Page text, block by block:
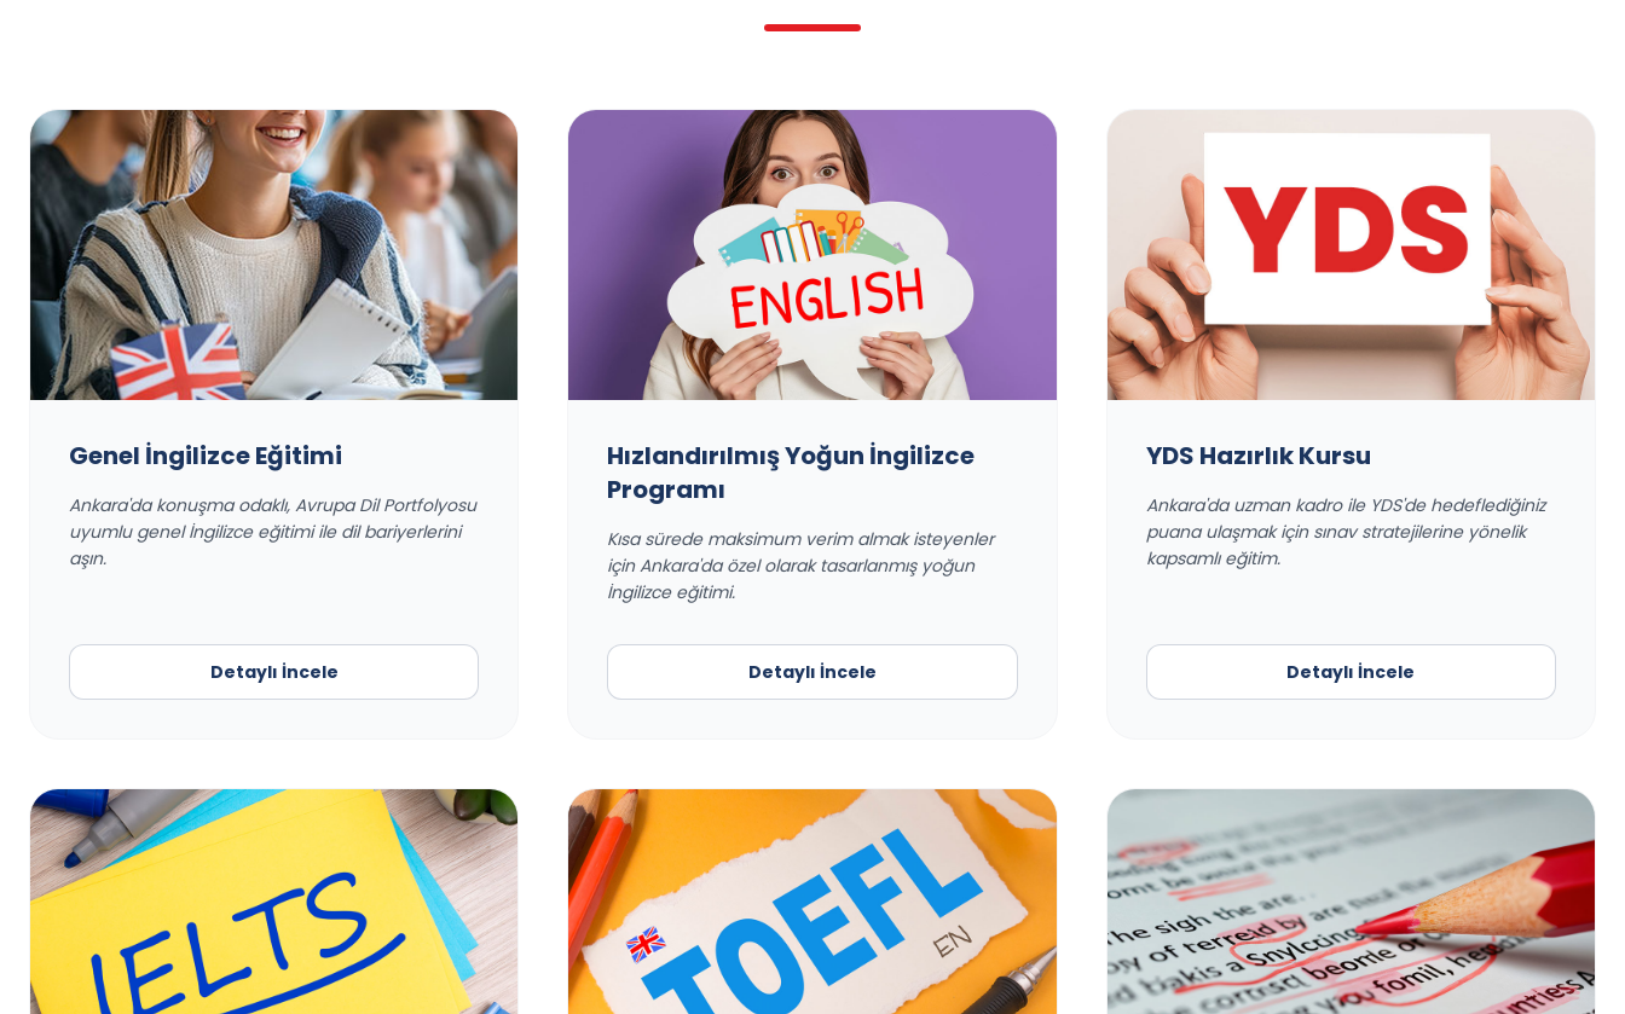
Genel İngilizce Eğitimi
Ankara'da konuşma odaklı, Avrupa Dil Portfolyosu
uyumlu genel İngilizce eğitimi ile dil bariyerlerini
aşın.
Detaylı İncele
Hızlandırılmış Yoğun İngilizce
Programı
Kısa sürede maksimum verim almak isteyenler
için Ankara'da özel olarak tasarlanmış yoğun
İngilizce eğitimi.
Detaylı İncele
YDS Hazırlık Kursu
Ankara'da uzman kadro ile YDS'de hedeflediğiniz
puana ulaşmak için sınav stratejilerine yönelik
kapsamlı eğitim.
Detaylı İncele